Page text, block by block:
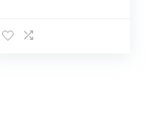
– 64 Go ROM –